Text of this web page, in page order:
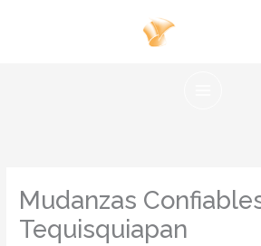
Mudanzas
Tequisquiapan